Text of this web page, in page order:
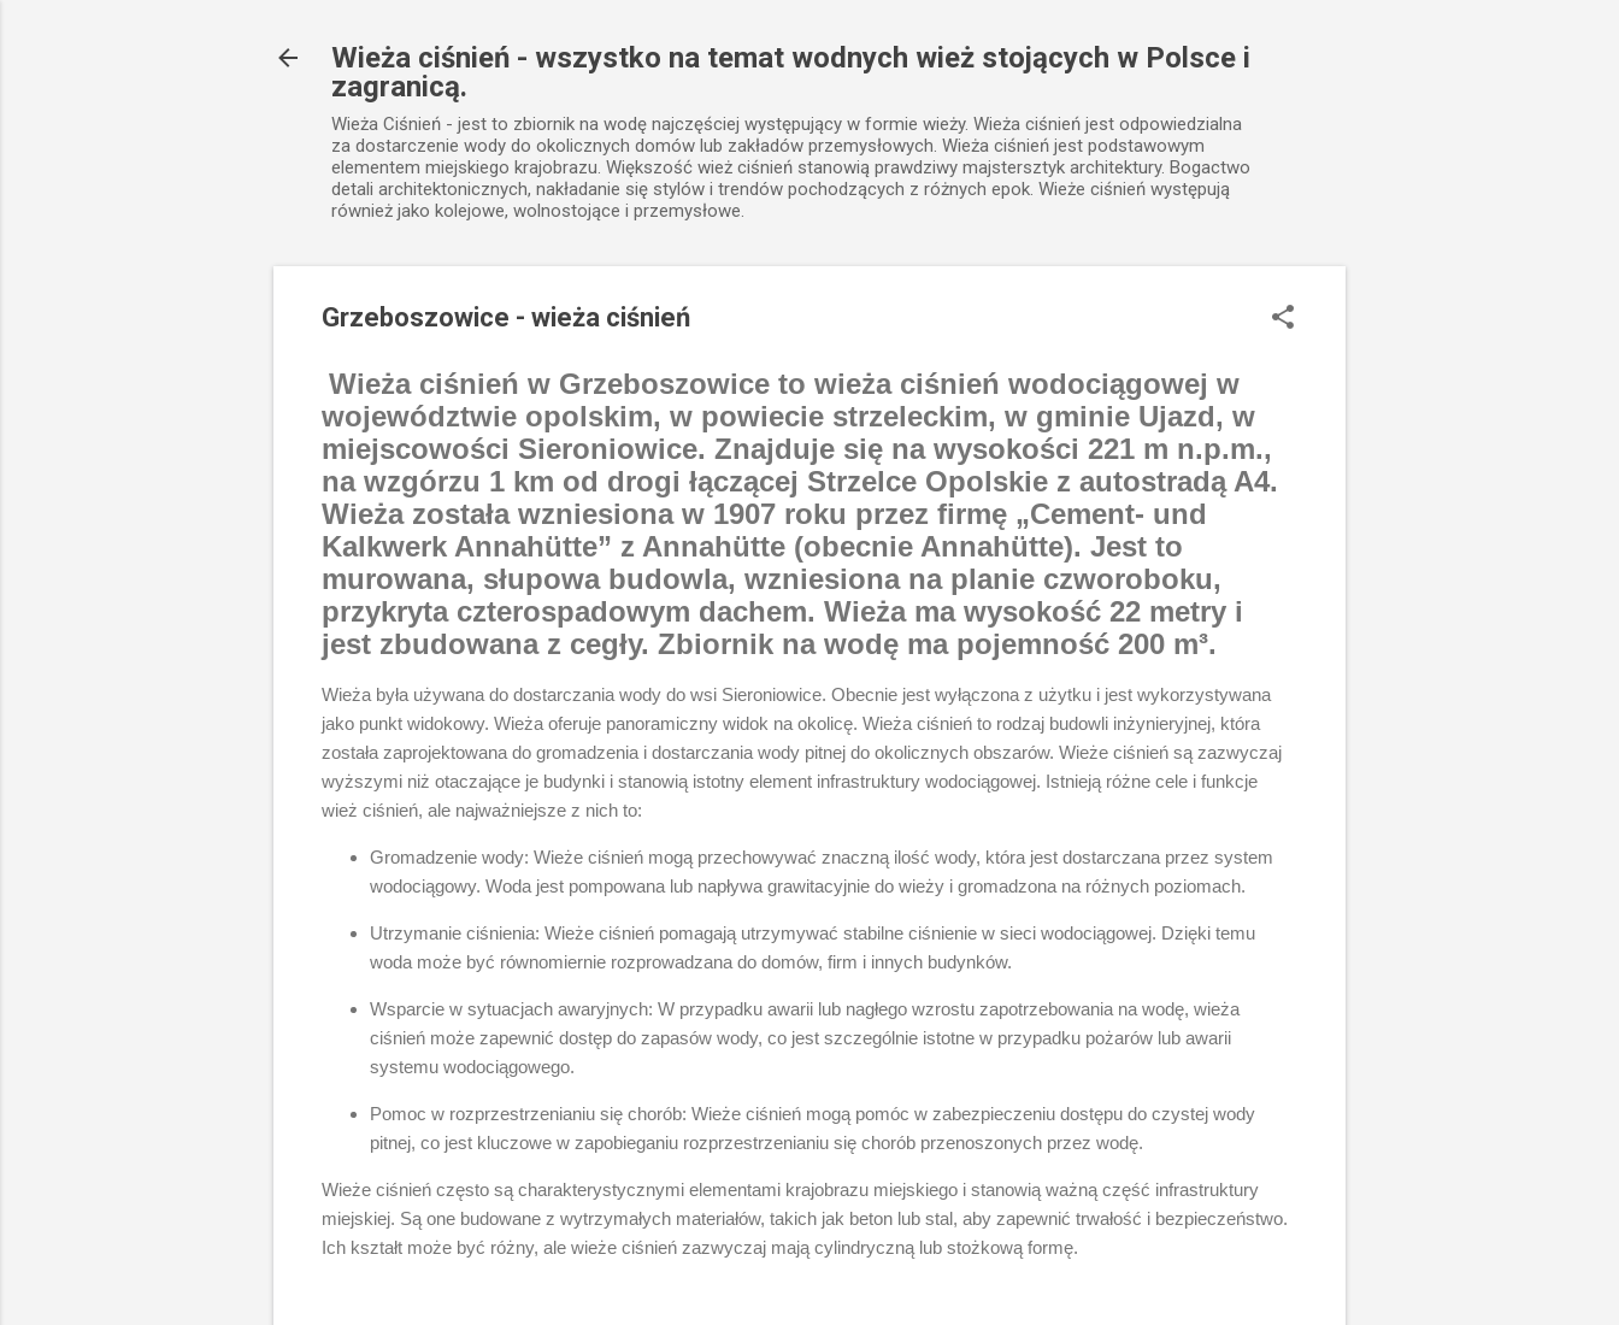
Wieża ciśnień - wszystko na temat wodnych wież stojących w Polsce i
zagranicą.
Wieża Ciśnień - jest to zbiornik na wodę najczęściej występujący w formie wieży. Wieża ciśnień jest odpowiedzialna
za dostarczenie wody do okolicznych domów lub zakładów przemysłowych. Wieża ciśnień jest podstawowym
elementem miejskiego krajobrazu. Większość wież ciśnień stanowią prawdziwy majstersztyk architektury. Bogactwo
detali architektonicznych, nakładanie się stylów i trendów pochodzących z różnych epok. Wieże ciśnień występują
również jako kolejowe, wolnostojące i przemysłowe.
Grzeboszowice - wieża ciśnień
Wieża ciśnień w Grzeboszowice to wieża ciśnień wodociągowej w
województwie opolskim, w powiecie strzeleckim, w gminie Ujazd, w
miejscowości Sieroniowice. Znajduje się na wysokości 221 m n.p.m.,
na wzgórzu 1 km od drogi łączącej Strzelce Opolskie z autostradą A4.
Wieża została wzniesiona w 1907 roku przez firmę „Cement- und
Kalkwerk Annahütte” z Annahütte (obecnie Annahütte). Jest to
murowana, słupowa budowla, wzniesiona na planie czworoboku,
przykryta czterospadowym dachem. Wieża ma wysokość 22 metry i
jest zbudowana z cegły. Zbiornik na wodę ma pojemność 200 m³.
Wieża była używana do dostarczania wody do wsi Sieroniowice. Obecnie jest wyłączona z użytku i jest wykorzystywana
jako punkt widokowy. Wieża oferuje panoramiczny widok na okolicę. Wieża ciśnień to rodzaj budowli inżynieryjnej, która
została zaprojektowana do gromadzenia i dostarczania wody pitnej do okolicznych obszarów. Wieże ciśnień są zazwyczaj
wyższymi niż otaczające je budynki i stanowią istotny element infrastruktury wodociągowej. Istnieją różne cele i funkcje
wież ciśnień, ale najważniejsze z nich to:
Gromadzenie wody: Wieże ciśnień mogą przechowywać znaczną ilość wody, która jest dostarczana przez system
wodociągowy. Woda jest pompowana lub napływa grawitacyjnie do wieży i gromadzona na różnych poziomach.
Utrzymanie ciśnienia: Wieże ciśnień pomagają utrzymywać stabilne ciśnienie w sieci wodociągowej. Dzięki temu
woda może być równomiernie rozprowadzana do domów, firm i innych budynków.
Wsparcie w sytuacjach awaryjnych: W przypadku awarii lub nagłego wzrostu zapotrzebowania na wodę, wieża
ciśnień może zapewnić dostęp do zapasów wody, co jest szczególnie istotne w przypadku pożarów lub awarii
systemu wodociągowego.
Pomoc w rozprzestrzenianiu się chorób: Wieże ciśnień mogą pomóc w zabezpieczeniu dostępu do czystej wody
pitnej, co jest kluczowe w zapobieganiu rozprzestrzenianiu się chorób przenoszonych przez wodę.
Wieże ciśnień często są charakterystycznymi elementami krajobrazu miejskiego i stanowią ważną część infrastruktury
miejskiej. Są one budowane z wytrzymałych materiałów, takich jak beton lub stal, aby zapewnić trwałość i bezpieczeństwo.
Ich kształt może być różny, ale wieże ciśnień zazwyczaj mają cylindryczną lub stożkową formę.